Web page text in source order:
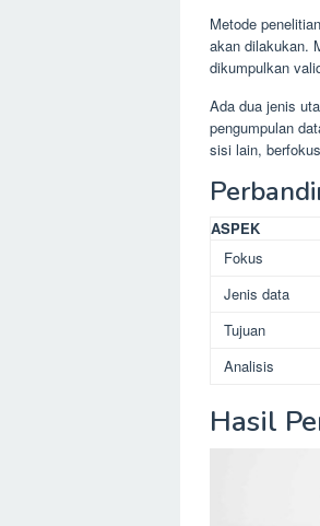
Metode
akan dilakukan.
dikumpulkan
Ada dua jenis
pengumpulan
sisi lain,
ASPEK
Fokus
Jenis data
Tujuan
Analisis
Hasil